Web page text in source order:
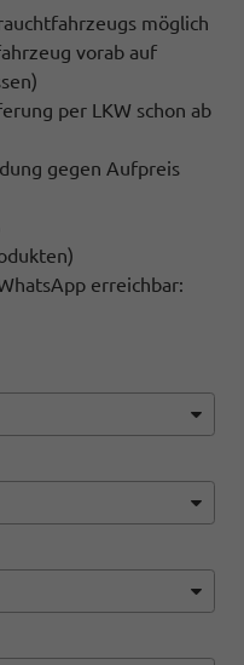
möglich
vorab auf
per LKW schon ab
gegen Aufpreis
erreichbar: